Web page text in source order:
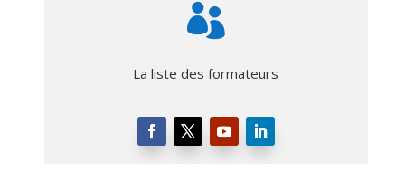

La liste des formateurs